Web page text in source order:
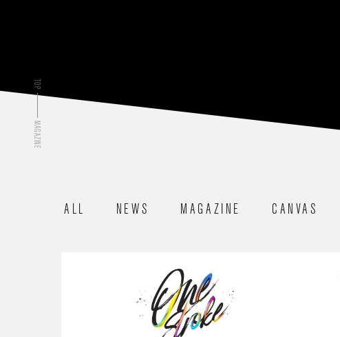
TOP
MAGAZINE
ALL NEWS MAGAZINE CANVAS